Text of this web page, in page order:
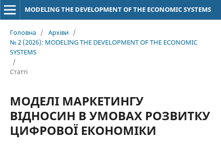
MODELING THE DEVELOPMENT OF THE ECONOMIC SYSTEMS
Головна / Архіви /
№ 2 (2026): MODELING THE DEVELOPMENT OF THE ECONOMIC
SYSTEMS
/
Статті
МОДЕЛІ МАРКЕТИНГУ
ВІДНОСИН В УМОВАХ РОЗВИТКУ
ЦИФРОВОЇ ЕКОНОМІКИ